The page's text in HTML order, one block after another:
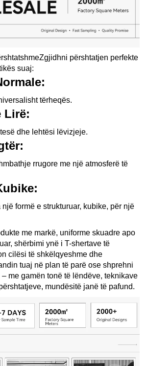
përshtatjen perfekte
suaj:
tërheqës.
Lirë:
dhe lehtësi lëvizjeje.
rrugore me një atmosferë të
formë e strukturuar, kubike, për një
me markë, uniforme skuadre apo
shërbimi ynë i T-shertave të
cilësi të shkëlqyeshme dhe
tuaj në plan të parë ose shprehni
me gamën tonë të lëndëve, teknikave
mundësitë janë të pafund.